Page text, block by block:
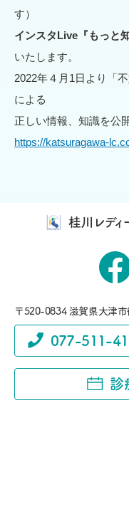
す）
インスタLive『もっと
いたします。
2022年４月1日より「
による
正しい情報、知識を公
https://katsuragawa-
桂川レディ
〒520-0834 滋賀県大津
077-511-
診